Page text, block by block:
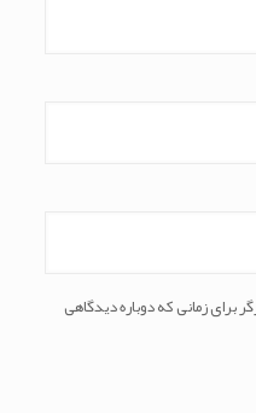
برای زمانی که دوباره دیدگاهی